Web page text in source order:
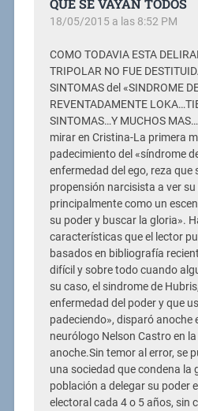
QUE SE VAYAN TODOS
18/05/2015 a las 8:52 PM
COMO TODAVIA ESTA
TRIPOLAR NO FUE
SINTOMAS del «SINDROME
REVENTADAMENTE
SINTOMAS…Y MUCHOS
mirar en Cristina-La primera
padecimiento del «síndrome
enfermedad del ego, reza que
propensión narcisista a ver
principalmente como un
su poder y buscar la gloria».
características que el lector
basados en bibliografía
difícil y sobre todo cuando
su caso, el sindrome de
enfermedad del poder y que
padeciendo», disparó anoche
neurólogo Nelson Castro en
anoche.Sin temor al error, se
una sociedad que condena la
población a delegar su poder
electoral cada 4 o 5 años, sin